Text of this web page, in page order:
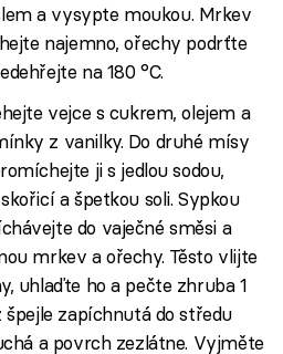
a vysypte moukou. Mrkev
najemno, ořechy podrťte
na 180 °C.
vejce s cukrem, olejem a
z vanilky. Do druhé mísy
ji s jedlou sodou,
a špetkou soli. Sypkou
do vaječné směsi a
mrkev a ořechy. Těsto vlijte
uhlaďte ho a pečte zhruba 1
špejle zapíchnutá do středu
a povrch zezlátne. Vyjměte